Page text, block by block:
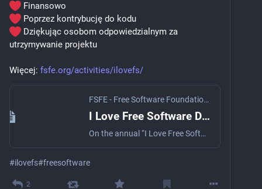
Finansowo
Poprzez kontrybucję do kodu
Dziękując osobom odpowiedzialnym za
utrzymywanie projektu
Więcej: fsfe.org/activities/ilovefs/
FSFE - Free Software Foundation Europe
I Love Free Software Day - FSFE
On the annual “I Love Free Software Day” we express our gratitude to all Free Software contributors. Join this special event and become part of a lovely community! #ilovefs
#ilovefs#freesoftware
2